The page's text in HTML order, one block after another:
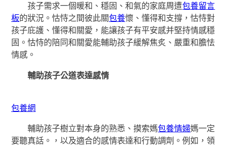
孩子需求一個暖和、穩固、和氣的家庭周遭包養留言
板的狀況。怙恃之間彼此關包養懷、懂得和支撐，怙恃對
孩子庇護、懂得和關愛，能讓孩子有平安感并堅持情感穩
固。怙恃的陪同和關愛能輔助孩子緩解焦炙、嚴重和膽怯
情感。
輔助孩子公道表達感情
包養網
輔助孩子樹立對本身的熟悉、摸索媽包養情婦媽一定
要聽真話。，以及適合的感情表達和行動調劑。例如，領